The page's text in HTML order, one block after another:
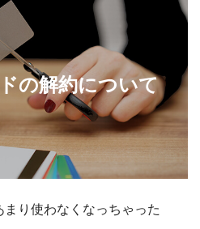
の解約について
まり使わなくなっちゃった